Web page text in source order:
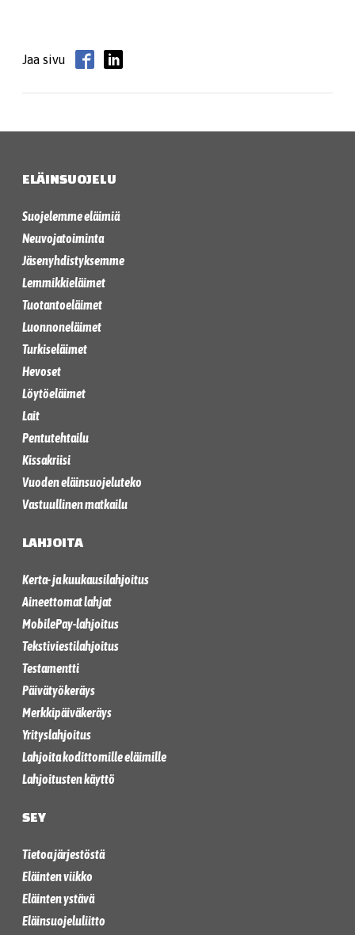
Jaa sivu
ELÄINSUOJELU
Suojelemme eläimiä
Neuvojatoiminta
Jäsenyhdistyksemme
Lemmikkieläimet
Tuotantoeläimet
Luonnoneläimet
Turkiseläimet
Hevoset
Löytöeläimet
Lait
Pentutehtailu
Kissakriisi
Vuoden eläinsuojeluteko
Vastuullinen matkailu
LAHJOITA
Kerta- ja kuukausilahjoitus
Aineettomat lahjat
MobilePay-lahjoitus
Tekstiviestilahjoitus
Testamentti
Päivätyökeräys
Merkkipäiväkeräys
Yrityslahjoitus
Lahjoita kodittomille eläimille
Lahjoitusten käyttö
SEY
Tietoa järjestöstä
Eläinten viikko
Eläinten ystävä
Eläinsuojeluliitto